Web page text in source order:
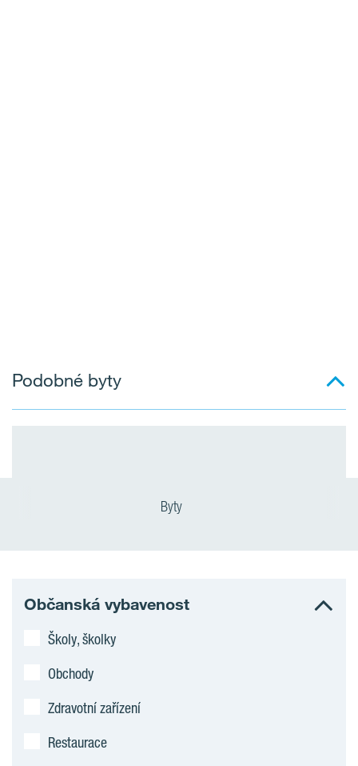
Podobné byty
Byty
Občanská vybavenost
Školy, školky
Obchody
Zdravotní zařízení
Restaurace